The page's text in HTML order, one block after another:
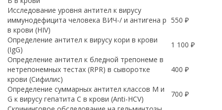
Исследование уровня антител к вирусу
иммунодефицита человека ВИЧ-/ и антигена p
в крови (HIV)
550 ₽
Определение антител к вирусу кори в крови
(IgG)
1 100 ₽
Определение антител к бледной трепонеме в
нетрепонемных тестах (RPR) в сыворотке
крови (Сифилис)
400 ₽
Определение суммарных антител классов M и
G к вирусу гепатита C в крови (Anti-HCV)
700 ₽